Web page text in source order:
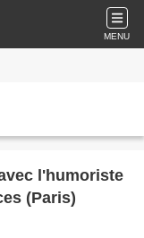
MENU
l'humoriste
(Paris)